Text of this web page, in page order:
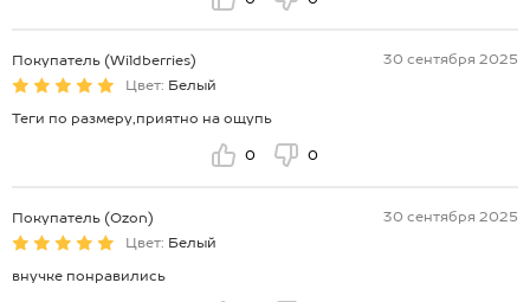
Покупатель (Wildberries)
30 сентября 2025
Цвет: Белый
Теги по размеру,приятно на ощупь
0 0
Покупатель (Ozon)
30 сентября 2025
Цвет: Белый
внучке понравились